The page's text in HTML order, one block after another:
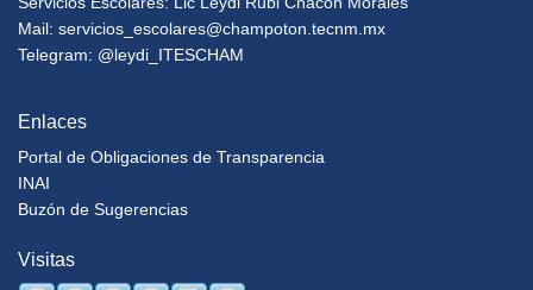
Mail: servicios_escolares@champoton.tecnm.mx
Telegram: @leydi_ITESCHAM
Enlaces
Portal de Obligaciones de Transparencia
INAI
Buzón de Sugerencias
Visitas